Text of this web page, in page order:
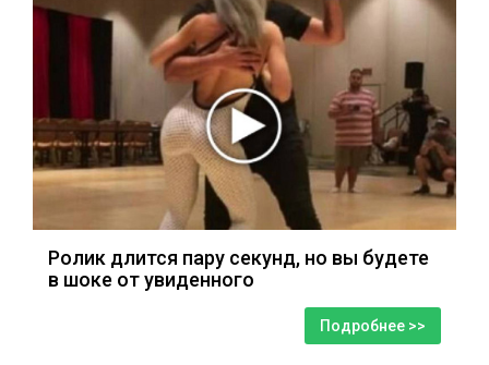
Ролик длится пару секунд, но вы будете
в шоке от увиденного
Подробнее >>